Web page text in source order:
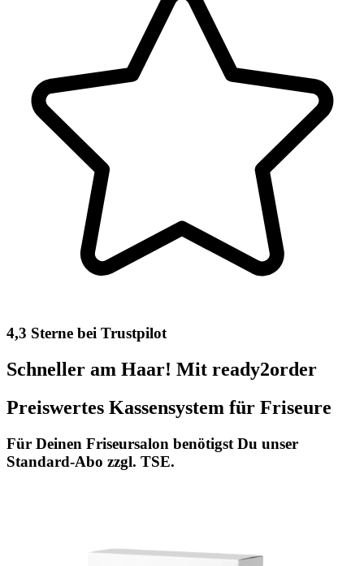
4,3 Sterne bei Trustpilot
Schneller am Haar! Mit ready2order
Preiswertes Kassensystem für Friseure
Für Deinen Friseursalon benötigst Du unser
Standard-Abo zzgl. TSE.